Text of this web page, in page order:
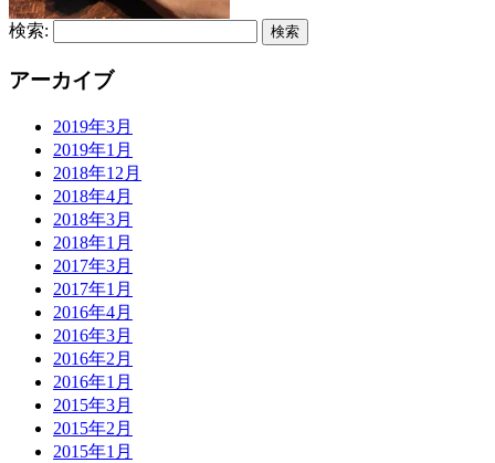
検索:
アーカイブ
2019年3月
2019年1月
2018年12月
2018年4月
2018年3月
2018年1月
2017年3月
2017年1月
2016年4月
2016年3月
2016年2月
2016年1月
2015年3月
2015年2月
2015年1月